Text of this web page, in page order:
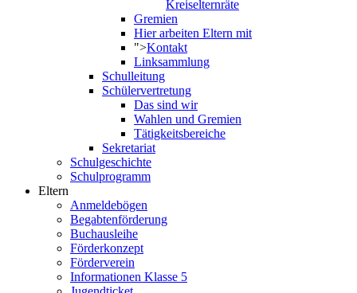
Kreiselternräte
Gremien
Hier arbeiten Eltern mit
">Kontakt
Linksammlung
Schulleitung
Schülervertretung
Das sind wir
Wahlen und Gremien
Tätigkeitsbereiche
Sekretariat
Schulgeschichte
Schulprogramm
Eltern
Anmeldebögen
Begabtenförderung
Buchausleihe
Förderkonzept
Förderverein
Informationen Klasse 5